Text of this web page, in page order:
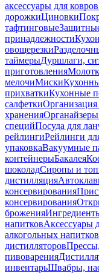
аксессуары для ковров
дорожкиЦиновки
тафтинговые
принадлежности
овощерезки
таймерыДуршлаги,
приготовления
мелочиМиски
прихваткиКухонные
салфетки
хранения
специйПосуда для
рейлингиРейлинги
упаковкаВакуумные
контейнерыБакалея
шоколадСиропы и
дистилляция
консервирования
консервирования
брожения
напитковАксессуары
алкогольных напитков
дистилляторов
пивоварения
инвентарьШвабры,